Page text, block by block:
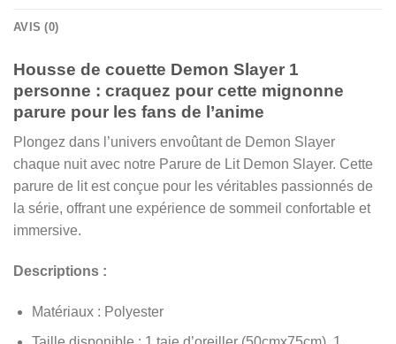
AVIS (0)
Housse de couette Demon Slayer 1
personne : craquez pour cette mignonne
parure pour les fans de l’anime
Plongez dans l’univers envoûtant de Demon Slayer
chaque nuit avec notre Parure de Lit Demon Slayer. Cette
parure de lit est conçue pour les véritables passionnés de
la série, offrant une expérience de sommeil confortable et
immersive.
Descriptions :
Matériaux : Polyester